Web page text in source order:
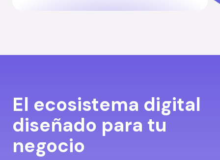
El ecosistema digital
diseñado para tu
negocio